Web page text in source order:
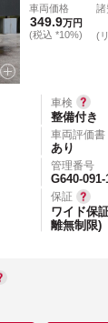
車両価格
349.9万円
(税込 *10%)
諸
(
車検
整備付き
車両評価書
あり
管理番号
G640-091-
保証
ワイド保
離無制限)